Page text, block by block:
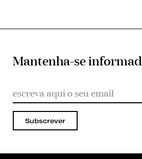
Mantenha-se
Subscrever